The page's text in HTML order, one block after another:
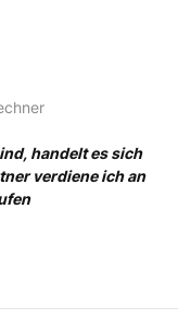
handelt es sich
verdiene ich an